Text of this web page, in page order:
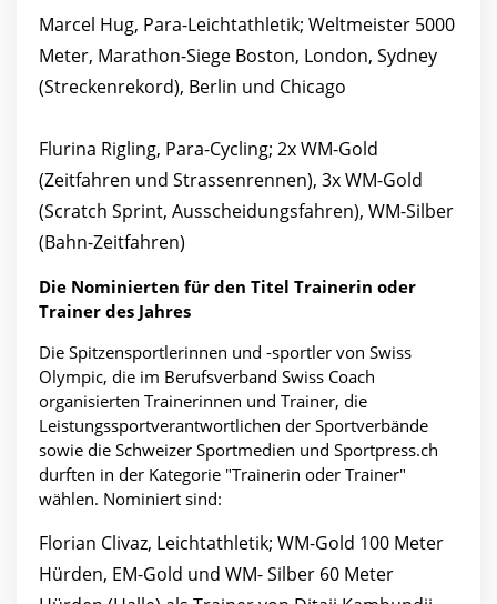
Marcel Hug, Para-Leichtathletik; Weltmeister 5000
Meter, Marathon-Siege Boston, London, Sydney
(Streckenrekord), Berlin und Chicago
Flurina Rigling, Para-Cycling; 2x WM-Gold
(Zeitfahren und Strassenrennen), 3x WM-Gold
(Scratch Sprint, Ausscheidungsfahren), WM-Silber
(Bahn-Zeitfahren)
Die Nominierten für den Titel Trainerin oder
Trainer des Jahres
Die Spitzensportlerinnen und -sportler von Swiss
Olympic, die im Berufsverband Swiss Coach
organisierten Trainerinnen und Trainer, die
Leistungssportverantwortlichen der Sportverbände
sowie die Schweizer Sportmedien und Sportpress.ch
durften in der Kategorie "Trainerin oder Trainer"
wählen. Nominiert sind:
Florian Clivaz, Leichtathletik; WM-Gold 100 Meter
Hürden, EM-Gold und WM- Silber 60 Meter